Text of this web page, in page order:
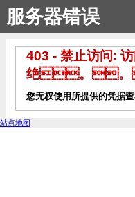
服务器错误
403 - 禁止访问:
绝。。
您无权使用所提供的凭据
站点地图